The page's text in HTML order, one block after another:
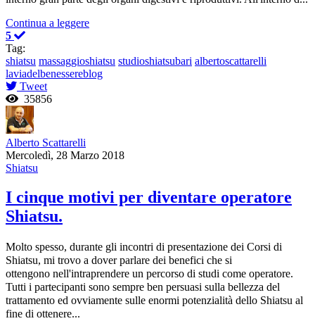
Continua a leggere
5
Tag:
shiatsu massaggioshiatsu studioshiatsubari albertoscattarelli
laviadelbenessereblog
Tweet
35856
Alberto Scattarelli
Mercoledì, 28 Marzo 2018
Shiatsu
I cinque motivi per diventare operatore
Shiatsu.
Molto spesso, durante gli incontri di presentazione dei Corsi di
Shiatsu, mi trovo a dover parlare dei benefici che si
ottengono nell'intraprendere un percorso di studi come operatore.
Tutti i partecipanti sono sempre ben persuasi sulla bellezza del
trattamento ed ovviamente sulle enormi potenzialità dello Shiatsu al
fine di ottenere...